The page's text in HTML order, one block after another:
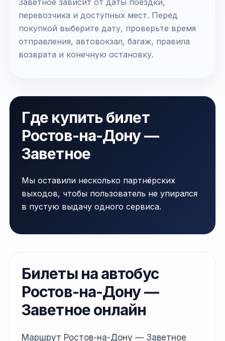
Заветное зависит от даты поездки,
перевозчика и доступных мест. Перед
покупкой выберите дату, проверьте время
отправления, автовокзал, багаж, правила
возврата и конечную остановку.
Где купить билет
Ростов-на-Дону —
Заветное
Мы оставили несколько партнёрских
выходов, чтобы пользователь не упирался
в пустую выдачу одного сервиса.
Билеты на автобус
Ростов-на-Дону —
Заветное онлайн
Маршрут Ростов-на-Дону — Заветное